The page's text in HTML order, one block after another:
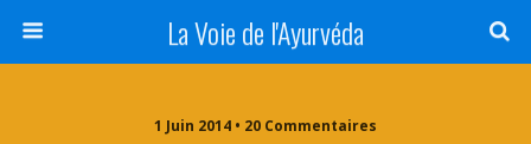
La Voie de l'Ayurvéda
1 Juin 2014 • 20 Commentaires